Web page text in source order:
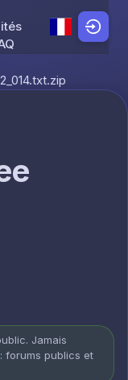
Jamais
forums publics et